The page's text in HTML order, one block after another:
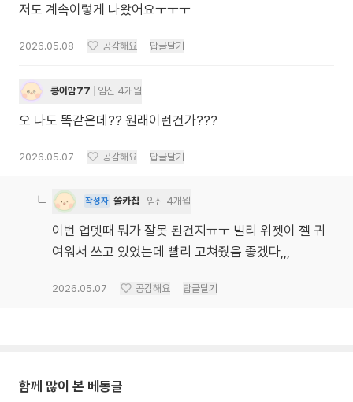
저도 계속이렇게 나왔어요ㅜㅜㅜ
2026.05.08 공감해요 답글달기
콩이맘77 임신 4개월
오 나도 똑같은데?? 원래이런건가???
2026.05.07 공감해요 답글달기
작성자 쓸카칩 임신 4개월
이번 업뎃때 뭐가 잘못 된건지ㅠㅜ 빌리 위젯이 젤 귀
여워서 쓰고 있었는데 빨리 고쳐줬음 좋겠다,,,
2026.05.07 공감해요 답글달기
함께 많이 본 베동글